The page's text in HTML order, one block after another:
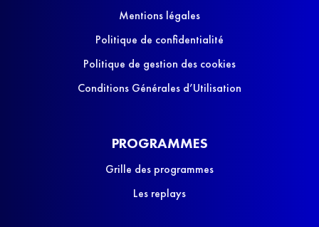
Mentions légales
Politique de confidentialité
Politique de gestion des cookies
Conditions Générales d’Utilisation
PROGRAMMES
Grille des programmes
Les replays